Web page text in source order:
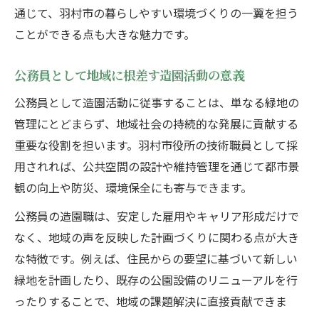
通じて、羽村市の暮らしやすい環境づくりの一翼を担う
ことができる点も大きな魅力です。
公務員として地域に根差す造園活動の意義
公務員として造園活動に従事することは、単なる緑地の
管理にとどまらず、地域社会の持続的な発展に貢献する
重要な役割を担います。羽村市役所の技術職員として採
用されれば、公共空間の設計や維持管理を通じて都市景
観の向上や防災、環境保全にも寄与できます。
公務員の造園職は、安定した雇用やキャリア形成だけで
なく、地域の声を反映した計画づくりに関わる点が大き
な特徴です。例えば、住民からの要望に基づいて新しい
緑地を計画したり、既存の公園設備のリニューアルを行
ったりすることで、地域の課題解決に直接貢献できま